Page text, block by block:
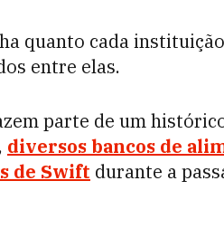
quanto cada
entre elas.
parte de um
diversos bancos de
de Swift durante a